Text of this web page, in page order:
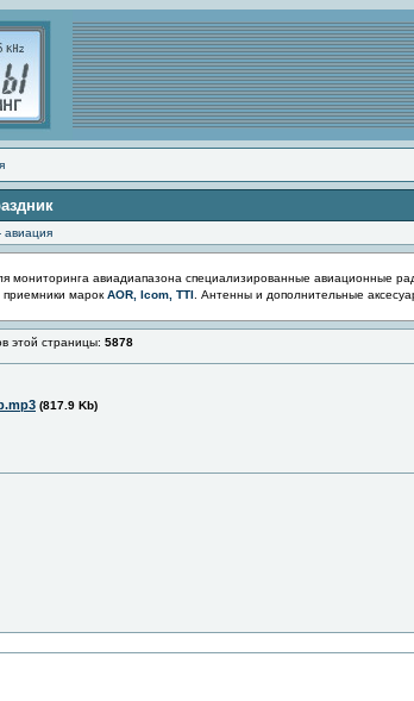
авиация
мониторинга авиадиапазона специализированные авиационные
марок AOR, Icom, TTI . Антенны и дополнительные
этой страницы: 5878
(817.9 Kb)